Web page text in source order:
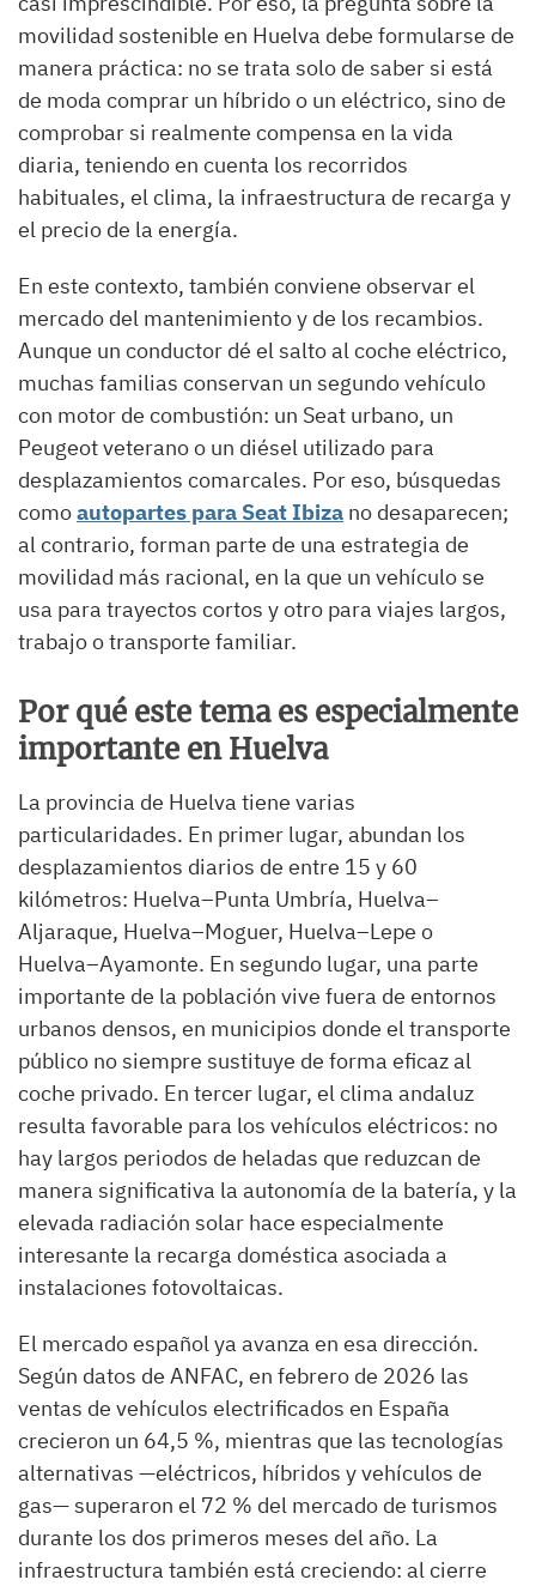
movilidad sostenible en Huelva debe formularse de
manera práctica: no se trata solo de saber si está
de moda comprar un híbrido o un eléctrico, sino de
comprobar si realmente compensa en la vida
diaria, teniendo en cuenta los recorridos
habituales, el clima, la infraestructura de recarga y
el precio de la energía.
En este contexto, también conviene observar el
mercado del mantenimiento y de los recambios.
Aunque un conductor dé el salto al coche eléctrico,
muchas familias conservan un segundo vehículo
con motor de combustión: un Seat urbano, un
Peugeot veterano o un diésel utilizado para
desplazamientos comarcales. Por eso, búsquedas
comoautopartes para Seat Ibiza no desaparecen;
al contrario, forman parte de una estrategia de
movilidad más racional, en la que un vehículo se
usa para trayectos cortos y otro para viajes largos,
trabajo o transporte familiar.
Por qué este tema es especialmente
importante en Huelva
La provincia de Huelva tiene varias
particularidades. En primer lugar, abundan los
desplazamientos diarios de entre 15 y 60
kilómetros: Huelva–Punta Umbría, Huelva–
Aljaraque, Huelva–Moguer, Huelva–Lepe o
Huelva–Ayamonte. En segundo lugar, una parte
importante de la población vive fuera de entornos
urbanos densos, en municipios donde el transporte
público no siempre sustituye de forma eficaz al
coche privado. En tercer lugar, el clima andaluz
resulta favorable para los vehículos eléctricos: no
hay largos periodos de heladas que reduzcan de
manera significativa la autonomía de la batería, y la
elevada radiación solar hace especialmente
interesante la recarga doméstica asociada a
instalaciones fotovoltaicas.
El mercado español ya avanza en esa dirección.
Según datos de ANFAC, en febrero de 2026 las
ventas de vehículos electrificados en España
crecieron un 64,5 %, mientras que las tecnologías
alternativas —eléctricos, híbridos y vehículos de
gas— superaron el 72 % del mercado de turismos
durante los dos primeros meses del año. La
infraestructura también está creciendo: al cierre